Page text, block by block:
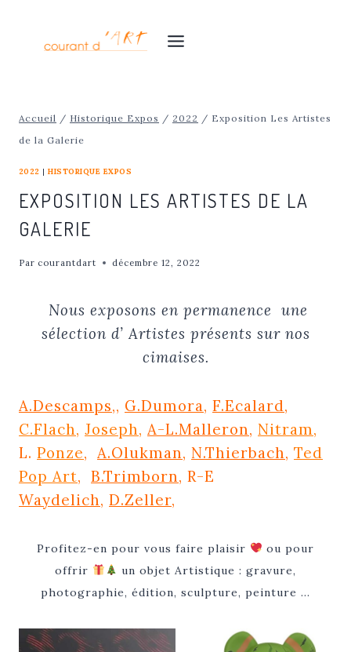
contenu
Accueil / Historique Expos / 2022 / Exposition Les Artistes
de la Galerie
2022 |HISTORIQUE EXPOS
EXPOSITION LES ARTISTES DE LA
GALERIE
Par courantdart décembre 12, 2022
Nous exposons en permanence une
sélection d’ Artistes présents sur nos
cimaises.
A.Descamps,, G.Dumora, F.Ecalard,
C.Flach, Joseph, A-L.Malleron, Nitram,
L. Ponze, A.Olukman, N.Thierbach, Ted
Pop Art, B.Trimborn, R-E
Waydelich, D.Zeller,
Profitez-en pour vous faire plaisir
ou pour
offrir
un objet Artistique : gravure,
photographie, édition, sculpture, peinture …